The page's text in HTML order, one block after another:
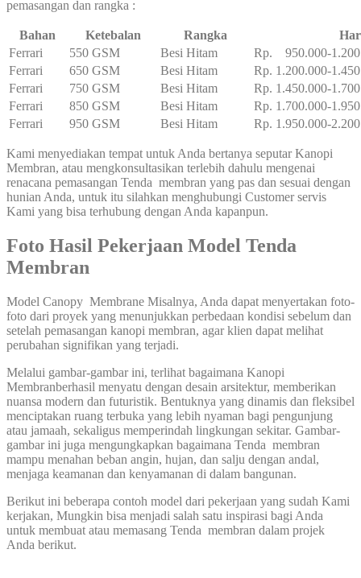
pemasangan dan rangka :
Bahan Ketebalan Rangka
Ferrari
550 GSM Besi Hitam
Rp. 950.000-
Ferrari
650 GSM Besi Hitam
Rp. 1.200.000-
Ferrari
750 GSM Besi Hitam
Rp. 1.450.000-
Ferrari
850 GSM Besi Hitam
Rp. 1.700.000-
Ferrari
950 GSM Besi Hitam Rp. 1.950.000-
Kami menyediakan tempat untuk Anda bertanya seputar Kanopi
Membran, atau mengkonsultasikan terlebih dahulu mengenai
renacana pemasangan Tenda membran yang pas dan sesuai dengan
hunian Anda, untuk itu silahkan menghubungi Customer servis
Kami yang bisa terhubung dengan Anda kapanpun.
Foto Hasil Pekerjaan Model Tenda
Membran
Model Canopy Membrane Misalnya, Anda dapat menyertakan foto-
foto dari proyek yang menunjukkan perbedaan kondisi sebelum dan
setelah pemasangan kanopi membran, agar klien dapat melihat
perubahan signifikan yang terjadi.
Melalui gambar-gambar ini, terlihat bagaimana Kanopi
Membranberhasil menyatu dengan desain arsitektur, memberikan
nuansa modern dan futuristik. Bentuknya yang dinamis dan fleksibel
menciptakan ruang terbuka yang lebih nyaman bagi pengunjung
atau jamaah, sekaligus memperindah lingkungan sekitar. Gambar-
gambar ini juga mengungkapkan bagaimana Tenda membran
mampu menahan beban angin, hujan, dan salju dengan andal,
menjaga keamanan dan kenyamanan di dalam bangunan.
Berikut ini beberapa contoh model dari pekerjaan yang sudah Kami
kerjakan, Mungkin bisa menjadi salah satu inspirasi bagi Anda
untuk membuat atau memasang Tenda membran dalam projek
Anda berikut.